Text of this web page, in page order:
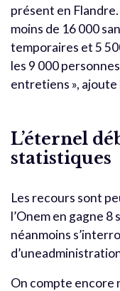
présent en
moins de 16 000
temporaires et 5
les 9 000
entretiens »,
L’éternel
statistiques
Les recours sont
l’Onem en gagne 8
néanmoins
On compte encore